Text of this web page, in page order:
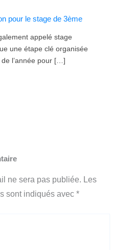
pour le stage de 3ème
appelé stage
une étape clé organisée
l’année pour […]
ne sera pas publiée. Les
sont indiqués avec *